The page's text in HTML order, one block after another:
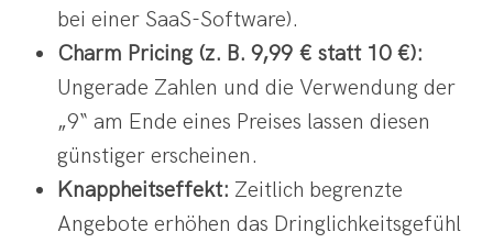
bei einer SaaS-Software).
Charm Pricing (z. B. 9,99 € statt 10 €):
Ungerade Zahlen und die Verwendung der
„9“ am Ende eines Preises lassen diesen
günstiger erscheinen.
Knappheitseffekt: Zeitlich begrenzte
Angebote erhöhen das Dringlichkeitsgefühl